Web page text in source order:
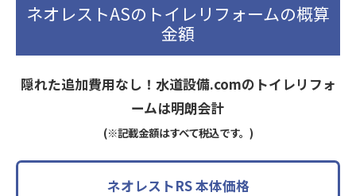
ネオレストASのトイレリフォームの概算
金額
隠れた追加費用なし！水道設備.comのトイレリフォ
ームは明朗会計
(※記載金額はすべて税込です。)
ネオレストRS 本体価格